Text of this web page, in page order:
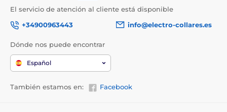
El servicio de atención al cliente está disponible
+34900963443
info@electro-collares.es
Dónde nos puede encontrar
Español
También estamos en: Facebook